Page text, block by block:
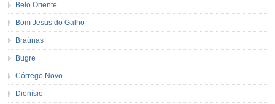
Belo Oriente
Bom Jesus do Galho
Braúnas
Bugre
Córrego Novo
Dionísio